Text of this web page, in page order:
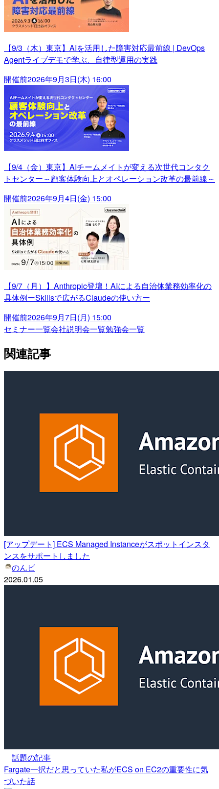
【9/3（木）東京】AIを活用した障害対応最前線 | DevOps
Agentライブデモで学ぶ、自律型運用の実践
開催前2026年9月3日(木) 16:00
【9/4（金）東京】AIチームメイトが変える次世代コンタク
トセンター～顧客体験向上とオペレーション改革の最前線～
開催前2026年9月4日(金) 15:00
【9/7（月）】Anthropic登壇！AIによる自治体業務効率化の
具体例ーSkillsで広がるClaudeの使い方ー
開催前2026年9月7日(月) 15:00
セミナー一覧会社説明会一覧勉強会一覧
関連記事
[アップデート] ECS Managed Instanceがスポットインスタ
ンスをサポートしました
のんピ
2026.01.05
話題の記事
Fargate一択だと思っていた私がECS on EC2の重要性に気
づいた話